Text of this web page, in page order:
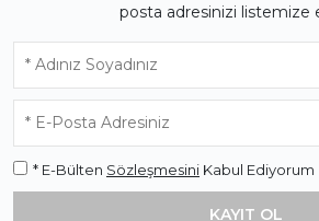
posta adresinizi listemize
* E-Bülten Sözleşmesini Kabul Ediyorum